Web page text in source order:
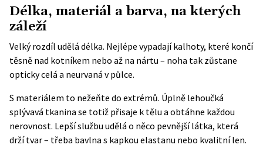
Délka, materiál a barva, na kterých
záleží
Velký rozdíl udělá délka. Nejlépe vypadají kalhoty, které končí
těsně nad kotníkem nebo až na nártu – noha tak zůstane
opticky celá a neurvaná v půlce.
S materiálem to nežeňte do extrémů. Úplně lehoučká
splývavá tkanina se totiž přisaje k tělu a obtáhne každou
nerovnost. Lepší službu udělá o něco pevnější látka, která
drží tvar – třeba bavlna s kapkou elastanu nebo kvalitní len.